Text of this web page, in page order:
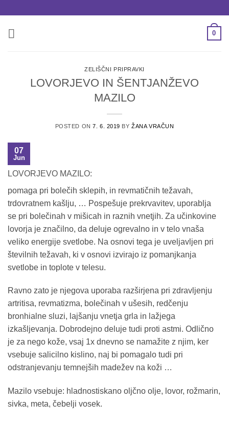
vsebino
0
ZELIŠČNI PRIPRAVKI
LOVORJEVO IN ŠENTJANŽEVO
MAZILO
POSTED ON7. 6. 2019 BYŽANA VRAČUN
07
Jun
LOVORJEVO MAZILO:
pomaga pri bolečih sklepih, in revmatičnih težavah,
trdovratnem kašlju, … Pospešuje prekrvavitev, uporablja
se pri bolečinah v mišicah in raznih vnetjih. Za učinkovine
lovorja je značilno, da deluje ogrevalno in v telo vnaša
veliko energije svetlobe. Na osnovi tega je uveljavljen pri
številnih težavah, ki v osnovi izvirajo iz pomanjkanja
svetlobe in toplote v telesu.
Ravno zato je njegova uporaba razširjena pri zdravljenju
artritisa, revmatizma, bolečinah v ušesih, redčenju
bronhialne sluzi, lajšanju vnetja grla in lažjega
izkašljevanja. Dobrodejno deluje tudi proti astmi. Odlično
je za nego kože, vsaj 1x dnevno se namažite z njim, ker
vsebuje salicilno kislino, naj bi pomagalo tudi pri
odstranjevanju temnejših madežev na koži …
Mazilo vsebuje: hladnostiskano oljčno olje, lovor, rožmarin,
sivka, meta, čebelji vosek.